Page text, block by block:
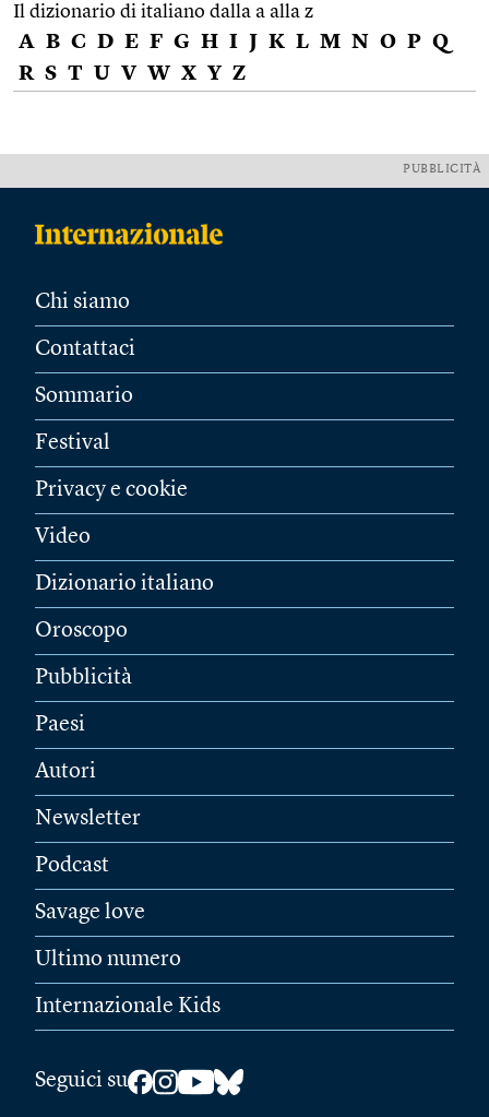
Il dizionario di italiano dalla a alla z
A B C D E F G H I J K L M N O P Q
R S T U V W X Y Z
PUBBLICITÀ
Chi siamo
Contattaci
Sommario
Festival
Privacy e cookie
Video
Dizionario italiano
Oroscopo
Pubblicità
Paesi
Autori
Newsletter
Podcast
Savage love
Ultimo numero
Internazionale Kids
Seguici su